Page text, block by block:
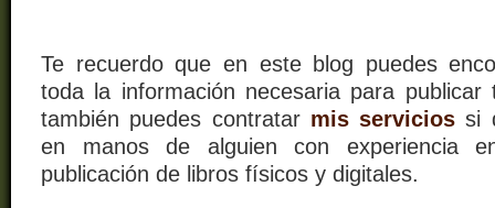
Te recuerdo que en este blog puedes
toda la información necesaria para
también puedes contratar mis servicios si
en manos de alguien con experiencia
publicación de libros físicos y digitales.